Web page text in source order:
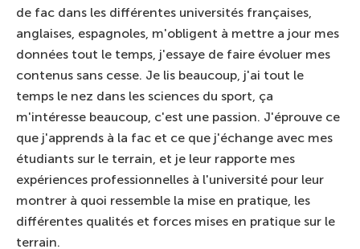
de fac dans les différentes universités françaises,
anglaises, espagnoles, m'obligent à mettre a jour mes
données tout le temps, j'essaye de faire évoluer mes
contenus sans cesse. Je lis beaucoup, j'ai tout le
temps le nez dans les sciences du sport, ça
m'intéresse beaucoup, c'est une passion. J'éprouve ce
que j'apprends à la fac et ce que j'échange avec mes
étudiants sur le terrain, et je leur rapporte mes
expériences professionnelles à l'université pour leur
montrer à quoi ressemble la mise en pratique, les
différentes qualités et forces mises en pratique sur le
terrain.